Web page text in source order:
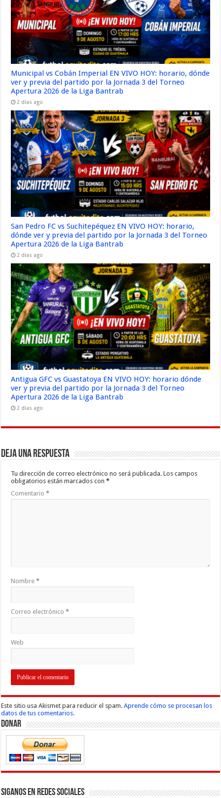
Municipal vs Cobán Imperial EN VIVO HOY: horario, dónde
ver y previa del partido por la Jornada 3 del Torneo
Apertura 2026 de la Liga Bantrab
2 días ago
San Pedro FC vs Suchitepéquez EN VIVO HOY: horario,
dónde ver y previa del partido por la Jornada 3 del Torneo
Apertura 2026 de la Liga Bantrab
2 días ago
Antigua GFC vs Guastatoya EN VIVO HOY: horario dónde
ver y previa del partido por la Jornada 3 del Torneo
Apertura 2026 de la Liga Bantrab
2 días ago
Deja una respuesta
Tu dirección de correo electrónico no será publicada. Los campos
obligatorios están marcados con*
Comentario*
Nombre*
Correo electrónico*
Web
Este sitio usa Akismet para reducir el spam.Aprende cómo se procesan los
datos de tus comentarios.
Donar
Siganos en Redes Sociales